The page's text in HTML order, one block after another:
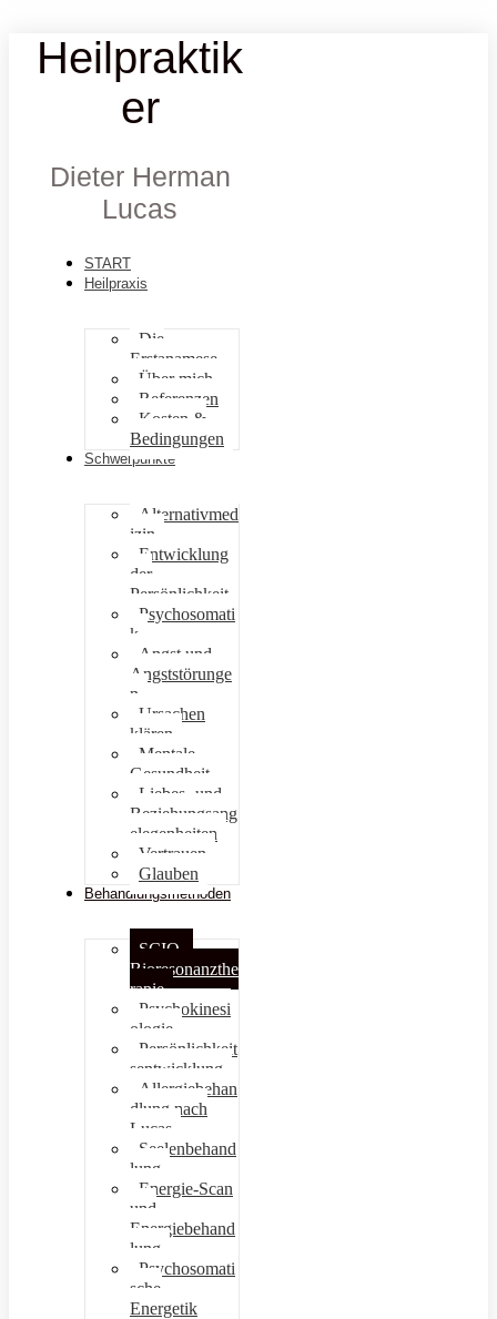
Heilpraktik
er
Dieter Herman
Lucas
START
Heilpraxis
Die
Erstanamese
Über mich
Referenzen
Kosten &
Bedingungen
Schwerpunkte
Alternativmed
izin
Entwicklung
der
Persönlichkeit
Psychosomati
k
Angst und
Angststörunge
n
Ursachen
klären
Mentale
Gesundheit
Liebes- und
Beziehungsang
elegenheiten
Vertrauen
Glauben
Behandlungsmethoden
SCIO –
Bioresonanzthe
rapie
Psychokinesi
ologie
Persönlichkeit
sentwicklung
Allergiebehan
dlung nach
Lucas
Seelenbehand
lung
Energie-Scan
und
Energiebehand
lung
Psychosomati
sche
Energetik